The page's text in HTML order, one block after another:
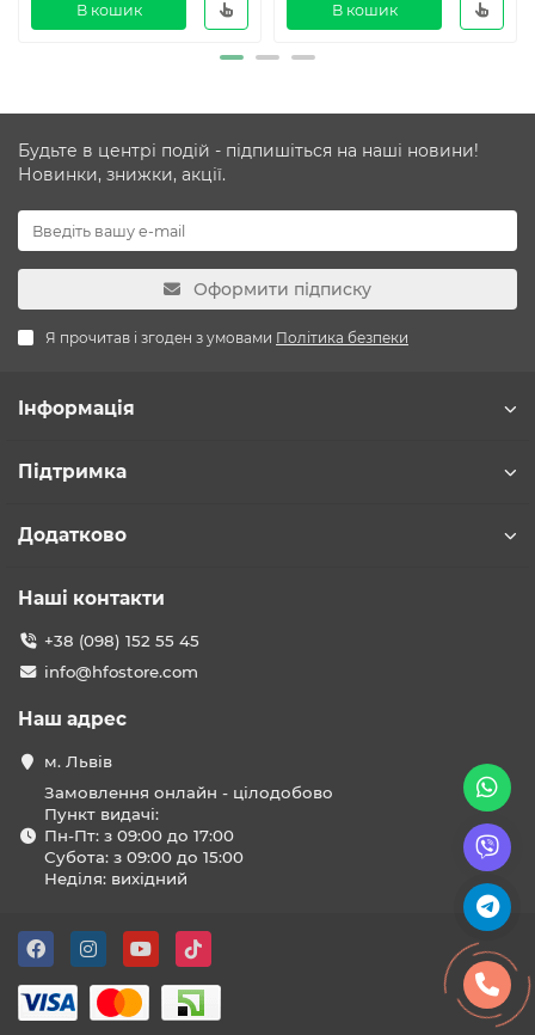
В кошик В кошик
Будьте в центрі подій - підпишіться на наші новини!
Новинки, знижки, акції.
Оформити підписку
Я прочитав і згоден з умовами Політика безпеки
Інформація
Підтримка
Додатково
Наші контакти
+38 (098) 152 55 45
info@hfostore.com
Наш адрес
м. Львів
Замовлення онлайн - цілодобово
Пункт видачі:
Пн-Пт: з 09:00 до 17:00
Субота: з 09:00 до 15:00
Неділя: вихідний